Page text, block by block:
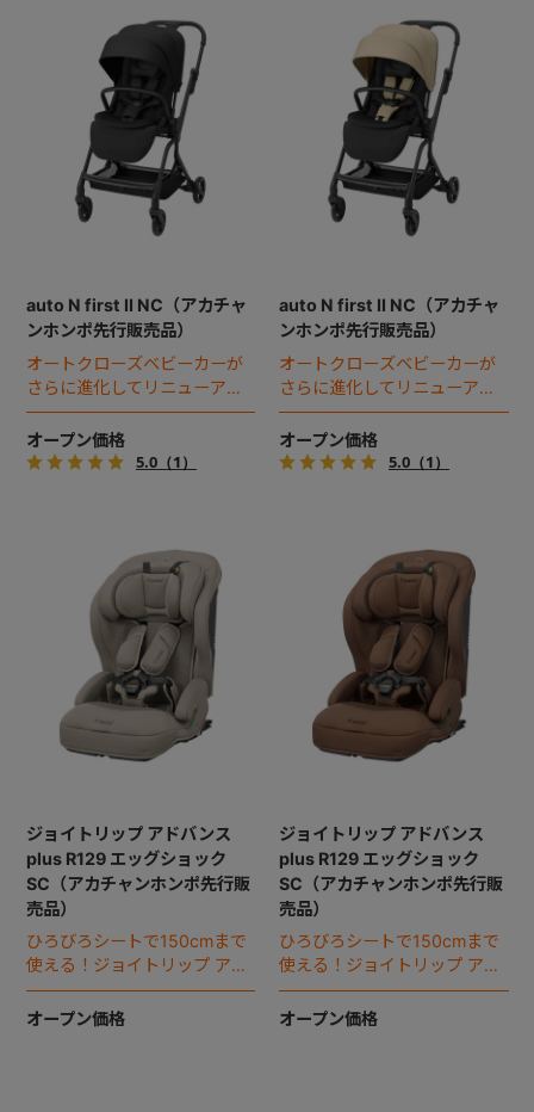
auto N first II NC（アカチャ
ンホンポ先行販売品）
オートクローズベビーカーが
さらに進化してリニューア
ル！
オープン価格
5.0（1）
auto N first II NC（アカチャ
ンホンポ先行販売品）
オートクローズベビーカーが
さらに進化してリニューア
ル！
オープン価格
5.0（1）
ジョイトリップ アドバンス
plus R129 エッグショック
SC（アカチャンホンポ先行販
売品）
ひろびろシートで150cmまで
使える！ジョイトリップ アド
バンスに新色登場（2026年モ
デル）。
オープン価格
ジョイトリップ アドバンス
plus R129 エッグショック
SC（アカチャンホンポ先行販
売品）
ひろびろシートで150cmまで
使える！ジョイトリップ アド
バンスに新色登場（2026年モ
デル）。
オープン価格